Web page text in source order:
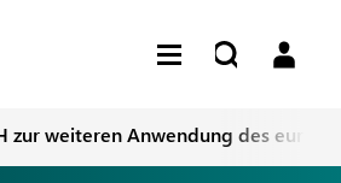
zur weiteren Anwendung des